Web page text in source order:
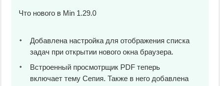
Что нового в Min 1.29.0
Добавлена настройка для отображения списка
задач при открытии нового окна браузера.
Встроенный просмотрщик PDF теперь
включает тему Сепия. Также в него добавлена